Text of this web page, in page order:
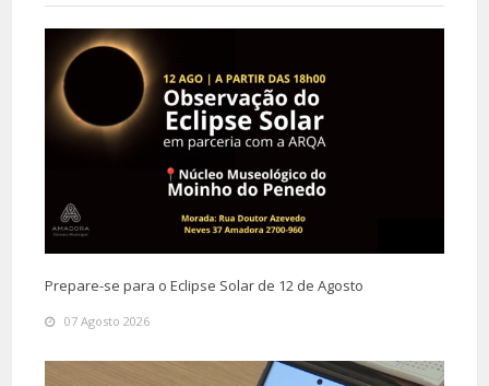
Prepare-se para o Eclipse Solar de 12 de Agosto
07 Agosto 2026